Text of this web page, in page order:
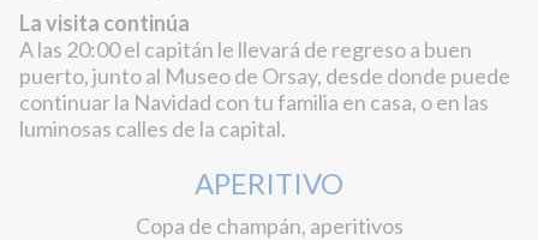
La visita continúa
A las 20:00 el capitán le llevará de regreso a buen
puerto, junto al Museo de Orsay, desde donde puede
continuar la Navidad con tu familia en casa, o en las
luminosas calles de la capital.
APERITIVO
Copa de champán, aperitivos